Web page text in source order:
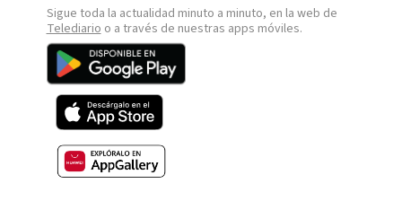
Sigue toda la actualidad minuto a minuto, en la web de
Telediarioo a través de nuestras apps móviles.